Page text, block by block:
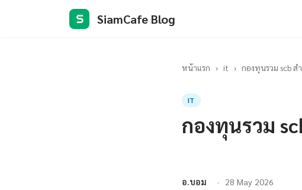
S SiamCafe Blog
หน้าแรก › it › กองทุนรวม scb
IT
กองทุนรวม
อ.บอม 28 May 2026